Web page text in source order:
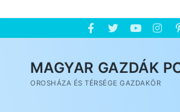
MAGYAR GAZDÁK
OROSHÁZA ÉS TÉRSÉGE GAZDAKÖR